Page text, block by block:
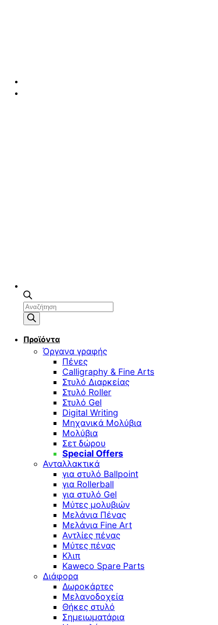
Αναζήτηση
προϊόντων
Προϊόντα
Όργανα γραφής
Πένες
Calligraphy & Fine Arts
Στυλό Διαρκείας
Στυλό Roller
Στυλό Gel
Digital Writing
Μηχανικά Μολύβια
Μολύβια
Σετ δώρου
Special Offers
Ανταλλακτικά
για στυλό Ballpoint
για Rollerball
για στυλό Gel
Μύτες μολυβιών
Μελάνια Πένας
Μελάνια Fine Art
Αντλίες πένας
Μύτες πένας
Κλιπ
Kaweco Spare Parts
Διάφορα
Δωροκάρτες
Μελανοδοχεία
Θήκες στυλό
Σημειωματάρια